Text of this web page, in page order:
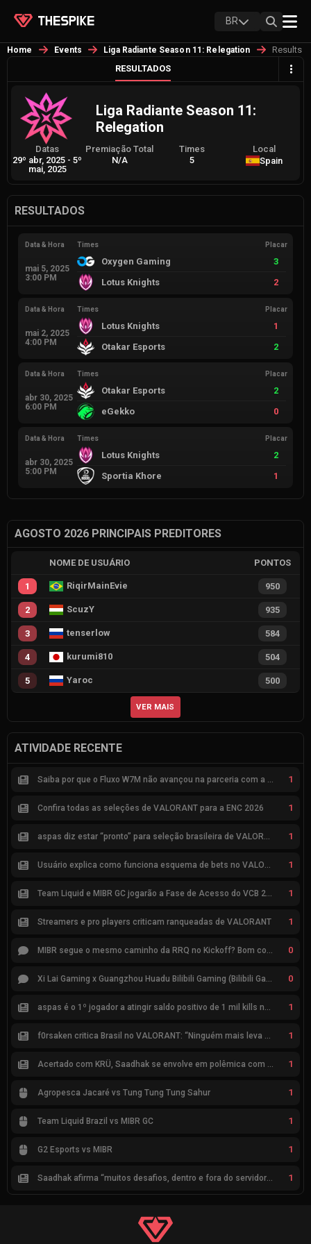
BR
Home Events Liga Radiante Season 11: Relegation
Results
RESULTADOS
Liga Radiante Season 11:
Relegation
Datas
29º abr, 2025 - 5º
mai, 2025
Premiação Total
N/A
Times
5
Local
Spain
RESULTADOS
Data & Hora
mai 5, 2025
3:00 PM
Times Placar
Oxygen Gaming
3
Lotus Knights
2
Data & Hora
mai 2, 2025
4:00 PM
Times Placar
Lotus Knights
1
Otakar Esports
2
Data & Hora
abr 30, 2025
6:00 PM
Times Placar
Otakar Esports
2
eGekko
0
Data & Hora
abr 30, 2025
5:00 PM
Times Placar
Lotus Knights
2
Sportia Khore
1
AGOSTO 2026 PRINCIPAIS PREDITORES
NOME DE USUÁRIO PONTOS
1 RiqirMainEvie 950
2 ScuzY 935
3 tenserlow 584
4 kurumi810 504
5 Yaroc 500
VER MAIS
ATIVIDADE RECENTE
Saiba por que o Fluxo W7M não avançou na parceria com a Riot 1
Confira todas as seleções de VALORANT para a ENC 2026 1
aspas diz estar “pronto” para seleção brasileira de VALORANT 1
Usuário explica como funciona esquema de bets no VALORANT 1
Team Liquid e MIBR GC jogarão a Fase de Acesso do VCB 2026 1
Streamers e pro players criticam ranqueadas de VALORANT 1
MIBR segue o mesmo caminho da RRQ no Kickoff? Bom começo, mas risco de eliminação hoje 0
Xi Lai Gaming x Guangzhou Huadu Bilibili Gaming (Bilibili Gaming) 0
aspas é o 1º jogador a atingir saldo positivo de 1 mil kills no VCT 1
f0rsaken critica Brasil no VALORANT: “Ninguém mais leva a sério” 1
Acertado com KRÜ, Saadhak se envolve em polêmica com keznit 1
Agropesca Jacaré vs Tung Tung Tung Sahur 1
Team Liquid Brazil vs MIBR GC 1
G2 Esports vs MIBR 1
Saadhak afirma “muitos desafios, dentro e fora do servidor” sobre a jornada até a classificação 1